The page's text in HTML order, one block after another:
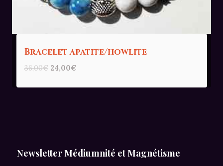
Bracelet apatite/howlite
36,00€ Le
initial
24,00€Le
actuel
Newsletter Médiumnité et Magnétisme